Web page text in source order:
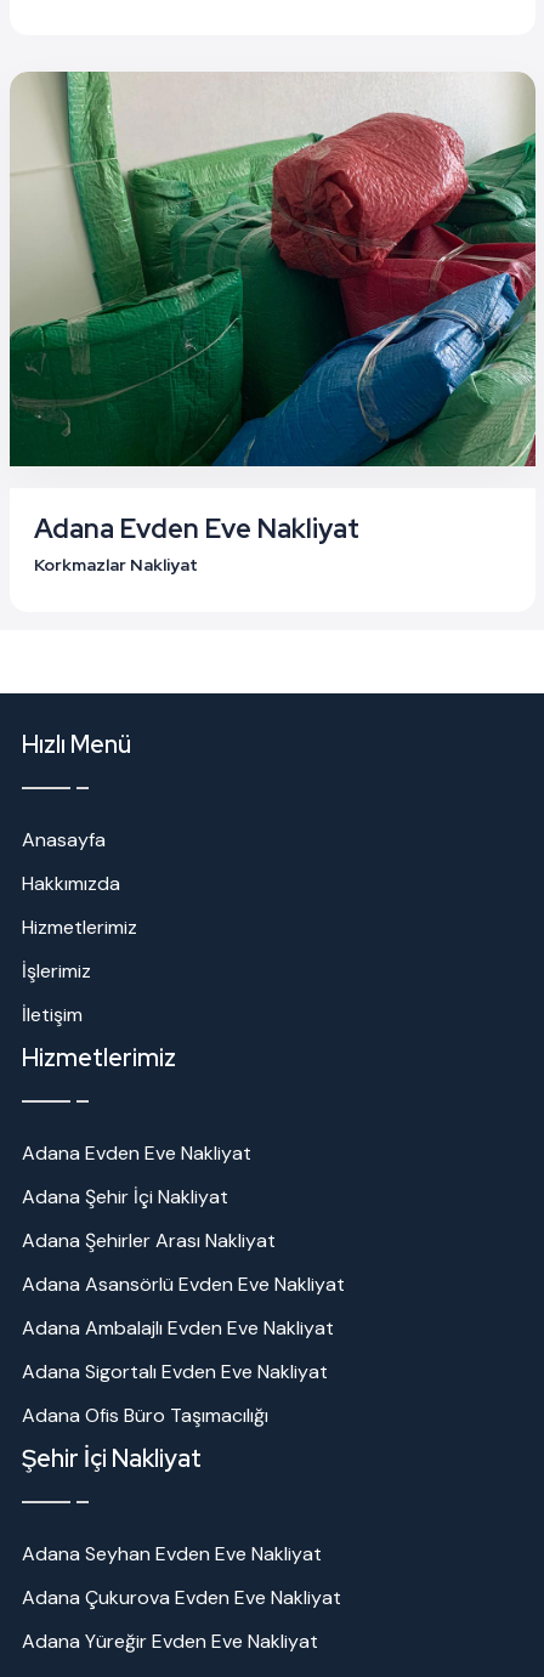
Adana Evden Eve Nakliyat
Korkmazlar Nakliyat
Hızlı Menü
Anasayfa
Hakkımızda
Hizmetlerimiz
İşlerimiz
İletişim
Hizmetlerimiz
Adana Evden Eve Nakliyat
Adana Şehir İçi Nakliyat
Adana Şehirler Arası Nakliyat
Adana Asansörlü Evden Eve Nakliyat
Adana Ambalajlı Evden Eve Nakliyat
Adana Sigortalı Evden Eve Nakliyat
Adana Ofis Büro Taşımacılığı
Şehir İçi Nakliyat
Adana Seyhan Evden Eve Nakliyat
Adana Çukurova Evden Eve Nakliyat
Adana Yüreğir Evden Eve Nakliyat